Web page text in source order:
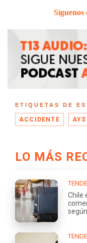
Síguenos
ETIQUETAS DE
ACCIDENTE
LO MÁS
Chile